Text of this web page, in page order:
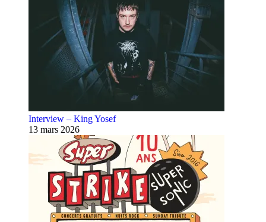
Interview – King Yosef
13 mars 2026